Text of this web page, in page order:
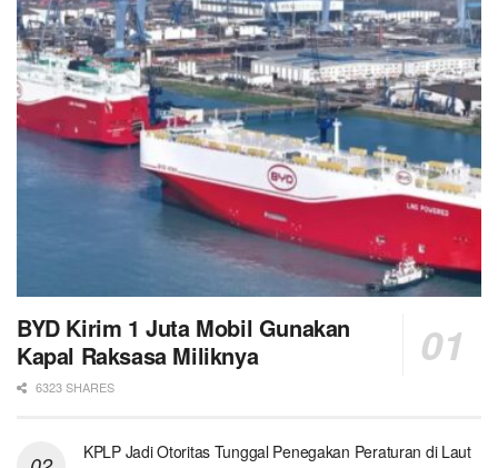
BYD Kirim 1 Juta Mobil Gunakan
Kapal Raksasa Miliknya
6323 SHARES
KPLP Jadi Otoritas Tunggal Penegakan Peraturan di Laut